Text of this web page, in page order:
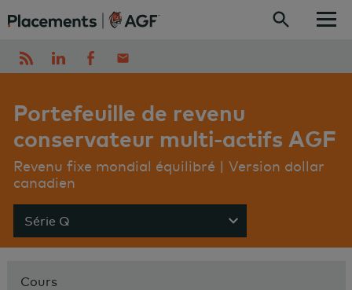
Portefeuille de revenu
conservateur multi-actifs AGF
Revenu fixe mondial équilibré | Version dollar
canadien
Série Q Show menu
Cours